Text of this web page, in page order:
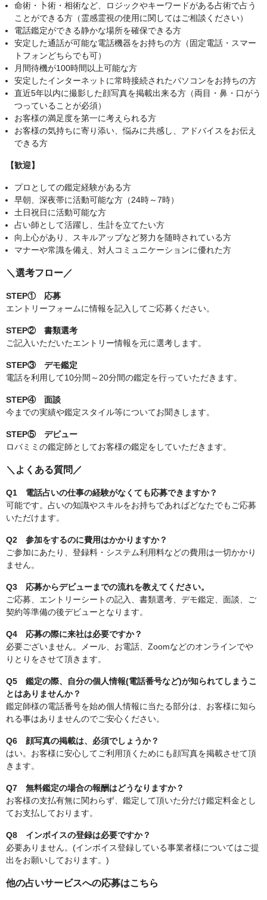
命術・卜術・相術など、ロジックやキーワードがある占術で占う
ことができる方（霊感霊視の使用に関してはご相談ください）
電話鑑定ができる静かな場所を確保できる方
安定した通話が可能な電話機器をお持ちの方（固定電話・スマー
トフォンどちらでも可）
月間待機が100時間以上可能な方
安定したインターネットに常時接続されたパソコンをお持ちの方
直近5年以内に撮影した顔写真を掲載出来る方（両目・鼻・口がう
つっていることが必須）
お客様の満足度を第一に考えられる方
お客様の気持ちに寄り添い、悩みに共感し、アドバイスをお伝え
できる方
【歓迎】
プロとしての鑑定経験がある方
早朝、深夜帯に活動可能な方（24時～7時）
土日祝日に活動可能な方
占い師として活躍し、生計を立てたい方
向上心があり、スキルアップなど努力を随時されている方
マナーや常識を備え、対人コミュニケーションに優れた方
＼選考フロー／
STEP① 応募
エントリーフォームに情報を記入してご応募ください。
STEP② 書類選考
ご記入いただいたエントリー情報を元に選考します。
STEP③ デモ鑑定
電話を利用して10分間～20分間の鑑定を行っていただきます。
STEP④ 面談
今までの実績や鑑定スタイル等についてお聞きします。
STEP⑤ デビュー
ロバミミの鑑定師としてお客様の鑑定をしていただきます。
＼よくある質問／
Q1 電話占いの仕事の経験がなくても応募できますか？
可能です。占いの知識やスキルをお持ちであればどなたでもご応募
いただけます。
Q2 参加をするのに費用はかかりますか？
ご参加にあたり、登録料・システム利用料などの費用は一切かかり
ません。
Q3 応募からデビューまでの流れを教えてください。
ご応募、エントリーシートの記入、書類選考、デモ鑑定、面談、ご
契約等準備の後デビューとなります。
Q4 応募の際に来社は必要ですか？
必要ございません。メール、お電話、Zoomなどのオンラインでや
りとりをさせて頂きます。
Q5 鑑定の際、自分の個人情報(電話番号など)が知られてしまうこ
とはありませんか？
鑑定師様の電話番号を始め個人情報に当たる部分は、お客様に知ら
れる事はありませんのでご安心ください。
Q6 顔写真の掲載は、必須でしょうか？
はい。お客様に安心してご利用頂くためにも顔写真を掲載させて頂
きます。
Q7 無料鑑定の場合の報酬はどうなりますか？
お客様の支払有無に関わらず、鑑定して頂いた分だけ鑑定料金とし
てお支払しております。
Q8 インボイスの登録は必要ですか？
必要ありません。(インボイス登録している事業者様についてはご提
出をお願いしております。)
他の占いサービスへの応募はこちら